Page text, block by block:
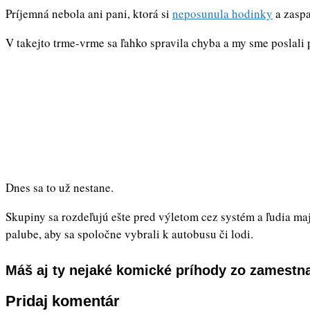
Príjemná nebola ani pani, ktorá si neposunula hodinky a
V takejto trme-vrme sa ľahko spravila chyba a my sme
Dnes sa to už nestane.
Skupiny sa rozdeľujú ešte pred výletom cez systém a ľudia
palube, aby sa spoločne vybrali k autobusu či lodi.
Máš aj ty nejaké komické príhody zo
Pridaj komentár